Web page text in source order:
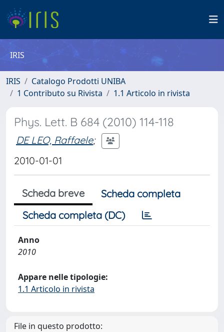
IRIS
IRIS
Catalogo Prodotti UNIBA
1 Contributo su Rivista
1.1 Articolo in rivista
Phys. Lett. B 684 (2010) 114-118
DE LEO, Raffaele;
2010-01-01
Scheda breve
Scheda completa
Scheda completa (DC)
Anno
2010
Appare nelle tipologie:
1.1 Articolo in rivista
File in questo prodotto: